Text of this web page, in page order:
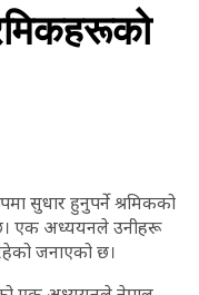
सुधार हुनुपर्ने श्रमिकको
एक अध्ययनले उनीहरू
जनाएको छ।